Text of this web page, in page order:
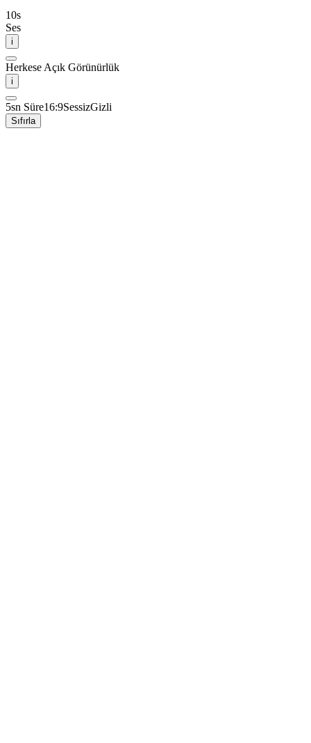
10s
Ses
i
Herkese Açık Görünürlük
i
5sn Süre16:9SessizGizli
Sıfırla